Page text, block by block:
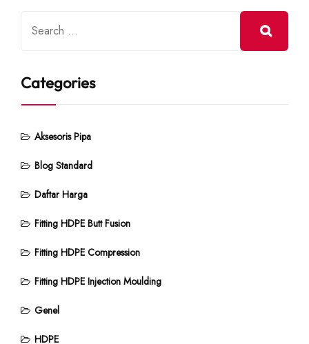
Categories
Aksesoris Pipa
Blog Standard
Daftar Harga
Fitting HDPE Butt Fusion
Fitting HDPE Compression
Fitting HDPE Injection Moulding
Genel
HDPE